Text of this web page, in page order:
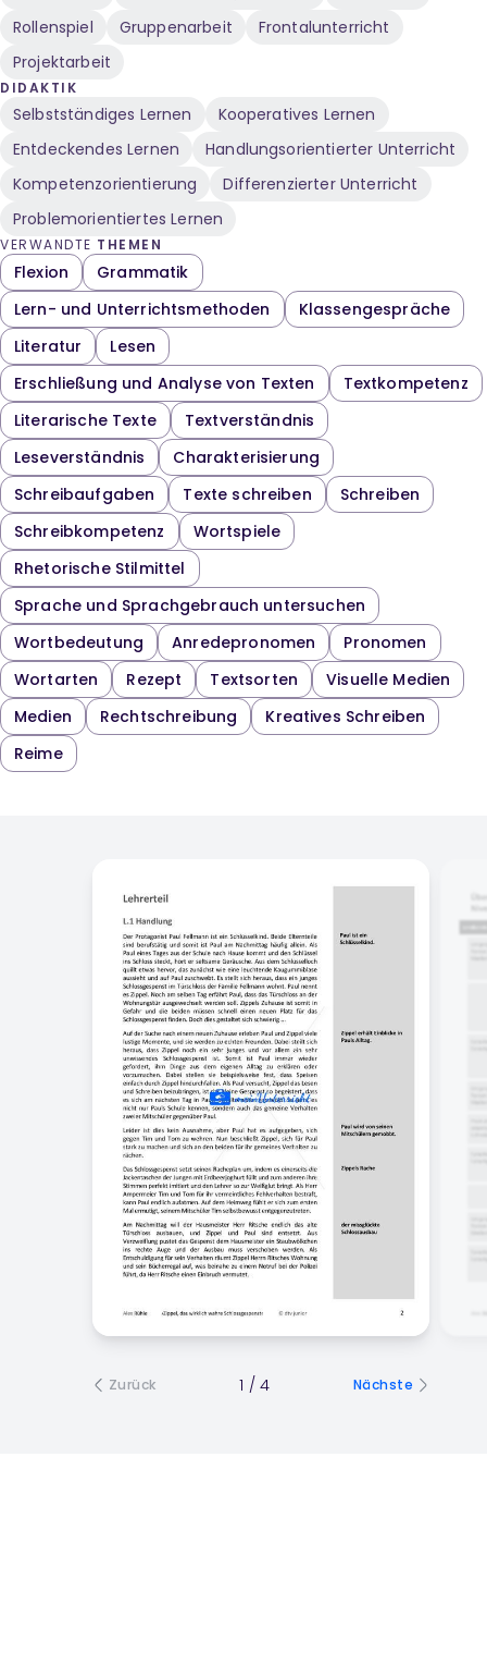
Rollenspiel
Gruppenarbeit
Frontalunterricht
Projektarbeit
DIDAKTIK
Selbstständiges Lernen
Kooperatives Lernen
Entdeckendes Lernen
Handlungsorientierter Unterricht
Kompetenzorientierung
Differenzierter Unterricht
Problemorientiertes Lernen
VERWANDTE THEMEN
Flexion
Grammatik
Lern- und Unterrichtsmethoden
Klassengespräche
Literatur
Lesen
Erschließung und Analyse von Texten
Textkompetenz
Literarische Texte
Textverständnis
Leseverständnis
Charakterisierung
Schreibaufgaben
Texte schreiben
Schreiben
Schreibkompetenz
Wortspiele
Rhetorische Stilmittel
Sprache und Sprachgebrauch untersuchen
Wortbedeutung
Anredepronomen
Pronomen
Wortarten
Rezept Textsorten
Visuelle Medien
Medien
Rechtschreibung
Kreatives Schreiben
Reime
Zurück 1 /4 Nächste